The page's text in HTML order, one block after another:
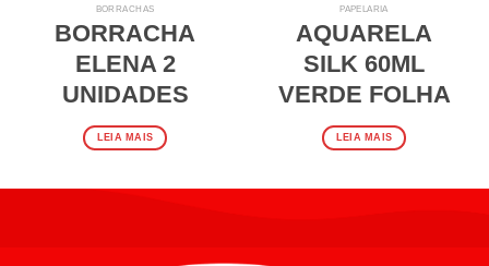
BORRACHAS
BORRACHA
ELENA 2
UNIDADES
LEIA MAIS
PAPELARIA
AQUARELA
SILK 60ML
VERDE FOLHA
LEIA MAIS